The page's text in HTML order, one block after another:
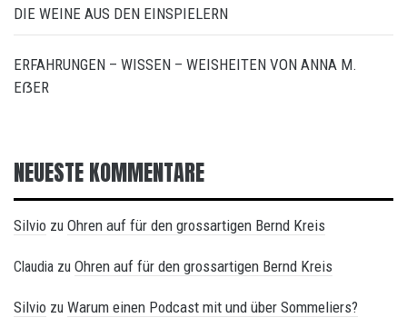
DIE WEINE AUS DEN EINSPIELERN
ERFAHRUNGEN – WISSEN – WEISHEITEN VON ANNA M.
EẞER
NEUESTE KOMMENTARE
Silvio zu Ohren auf für den grossartigen Bernd Kreis
Claudia zu Ohren auf für den grossartigen Bernd Kreis
Silvio zu Warum einen Podcast mit und über Sommeliers?